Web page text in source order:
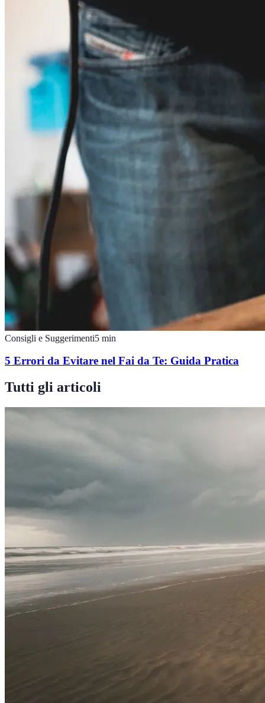
Consigli e Suggerimenti5 min
5 Errori da Evitare nel Fai da Te: Guida Pratica
Tutti gli articoli